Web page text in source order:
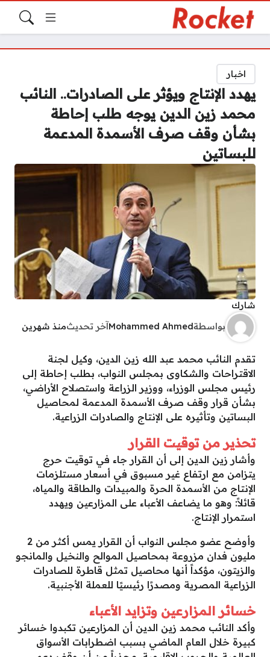
اخبار
يهدد الإنتاج ويؤثر على الصادرات.. النائب
محمد زين الدين يوجه طلب إحاطة
بشأن وقف صرف الأسمدة المدعمة
للبساتين
شارك
بواسطةMohammed Ahmed آخر تحديثمنذ شهرين
تقدم النائب محمد عبد الله زين الدين، وكيل لجنة
الاقتراحات والشكاوى بمجلس النواب، بطلب إحاطة إلى
رئيس مجلس الوزراء، ووزير الزراعة واستصلاح الأراضي،
بشأن قرار وقف صرف الأسمدة المدعمة لمحاصيل
البساتين وتأثيره على الإنتاج والصادرات الزراعية.
تحذير من توقيت القرار
وأشار زين الدين إلى أن القرار جاء في توقيت حرج
يتزامن مع ارتفاع غير مسبوق في أسعار مستلزمات
الإنتاج من الأسمدة الحرة والمبيدات والطاقة والمياه،
قائلاً: وهو ما يضاعف الأعباء على المزارعين ويهدد
استمرار الإنتاج.
وأوضح عضو مجلس النواب أن القرار يمس أكثر من 2
مليون فدان مزروعة بمحاصيل الموالح والنخيل والمانجو
والزيتون، مؤكداً أنها محاصيل تمثل قاطرة للصادرات
الزراعية المصرية ومصدرًا رئيسيًا للعملة الأجنبية.
خسائر المزارعين وتزايد الأعباء
وأكد النائب محمد زين الدين أن المزارعين تكبدوا خسائر
كبيرة خلال العام الماضي بسبب اضطرابات الأسواق